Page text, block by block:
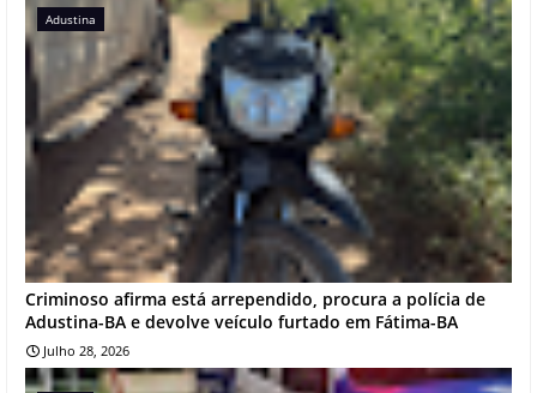
Adustina
Criminoso afirma está arrependido, procura a polícia de
Adustina-BA e devolve veículo furtado em Fátima-BA
Julho 28, 2026